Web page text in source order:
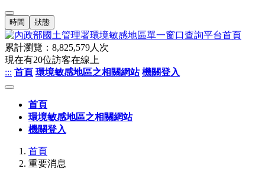
時間 狀態
累計瀏覽： 8,825,579人次
現在有20位訪客在線上
::: 首頁 環境敏感地區之相關網站 機關登入
首頁
環境敏感地區之相關網站
機關登入
首頁
重要消息